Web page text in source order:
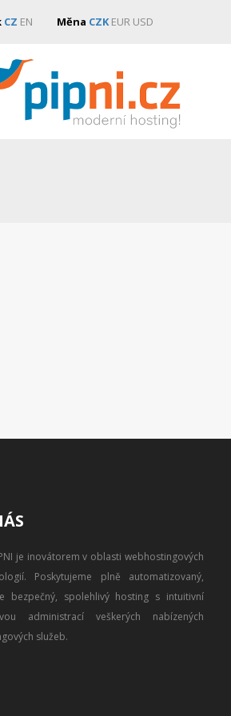
CZ EN Měna CZK EUR USD
je inovátorem v oblasti webhostingových
Poskytujeme plně automatizovaný,
bezpečný, spolehlivý hosting s intuitivní
administrací veškerých nabízených
služeb.